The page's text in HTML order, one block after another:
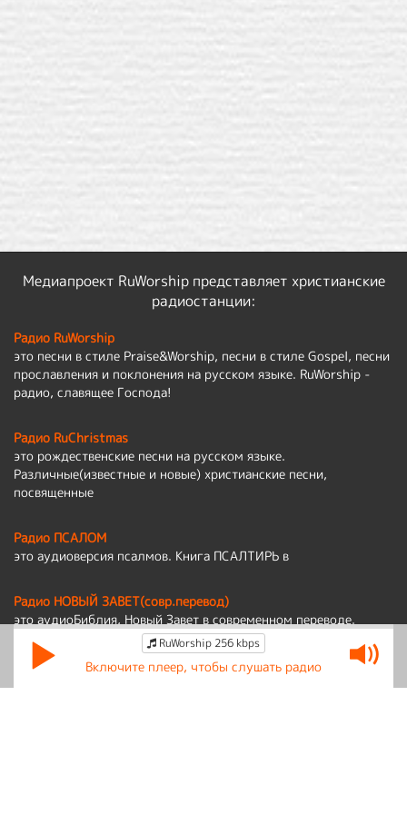
Медиапроект RuWorship представляет христианские
радиостанции:
Радио RuWorship
это песни в стиле Praise&Worship, песни в стиле Gospel, песни
прославления и поклонения на русском языке. RuWorship -
радио, славящее Господа!
Радио RuChristmas
это рождественские песни на русском языке.
Различные(известные и новые) христианские песни,
посвященные
Радио ПСАЛОМ
это аудиоверсия псалмов. Книга ПСАЛТИРЬ в
Радио НОВЫЙ ЗАВЕТ(совр.перевод)
это аудиоБиблия, Новый Завет в современном переводе.
Политика обработки персональных данных
RuWorship 256 kbps
Включите плеер, чтобы слушать радио